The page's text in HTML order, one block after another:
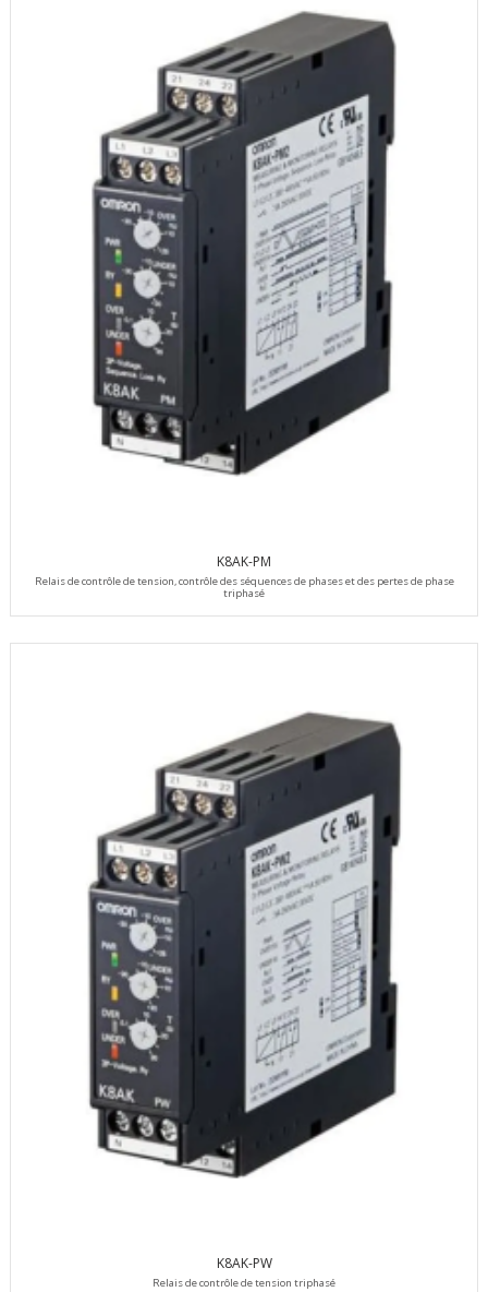
K8AK-PM
Relais de contrôle de tension, contrôle des séquences de phases et des pertes de phase
triphasé
K8AK-PW
Relais de contrôle de tension triphasé